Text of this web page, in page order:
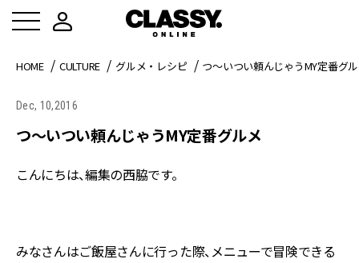
HOME CULTURE グルメ・レシピ つ～いつい頼んじゃうMY定番グ
Dec, 10,2016
つ～いつい頼んじゃうMY定番グルメ
こんにちは、編集の西脇です。
みなさんはご飯屋さんに行った際、メニューで冒険できる